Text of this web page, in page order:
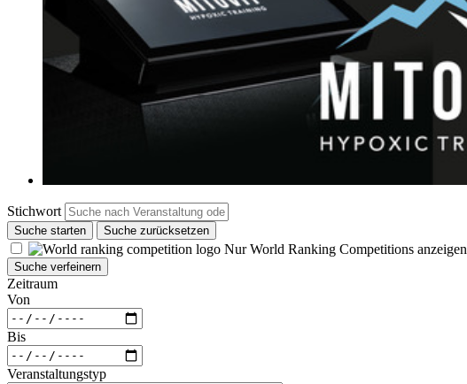
Stichwort
Suche starten Suche zurücksetzen
Nur World Ranking Competitions anzeigen
Suche verfeinern
Zeitraum
Von
Bis
Veranstaltungstyp